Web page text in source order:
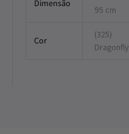
Dimensão
95 cm
Cor
(325)
Dragonfly